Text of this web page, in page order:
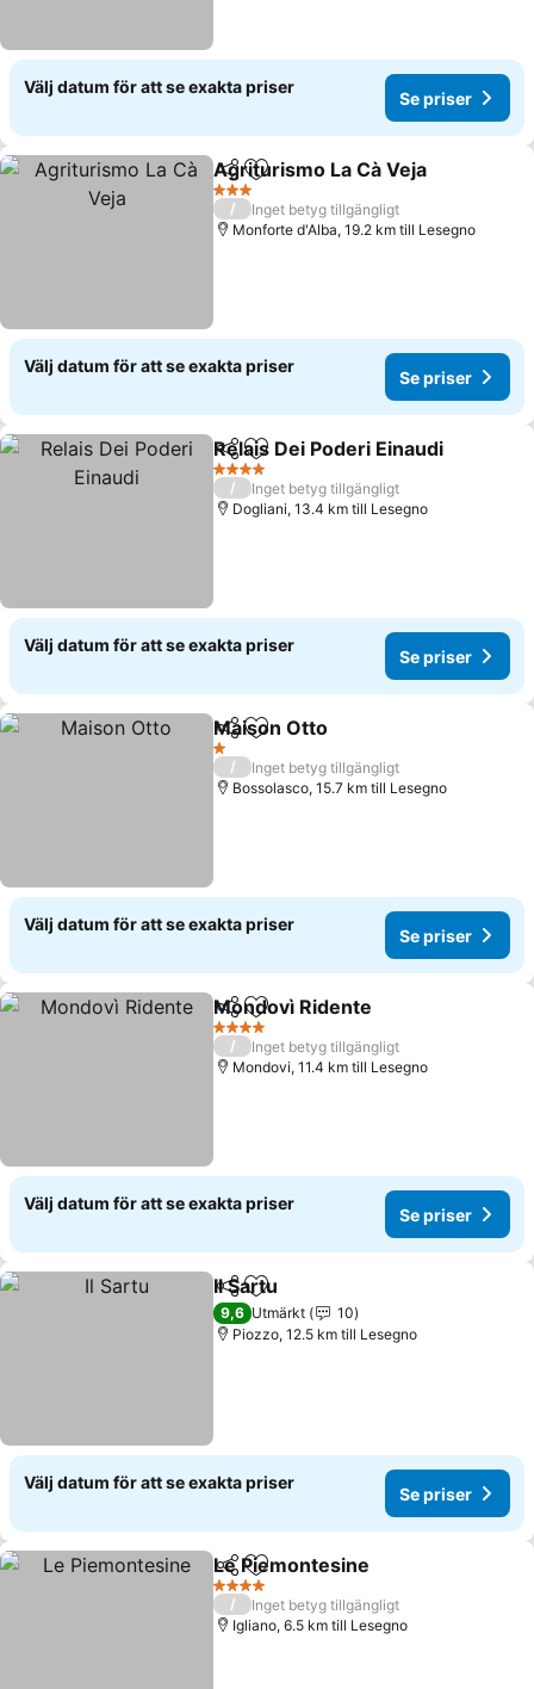
Välj datum för att se exakta priser
Se priser
Dela Lägg till i Mina Favoriter
Agriturismo La Cà Veja
3 Stjärnor
/
Inget betyg tillgängligt
Monforte d'Alba, 19.2 km till Lesegno
Välj datum för att se exakta priser
Se priser
Dela Lägg till i Mina Favoriter
Relais Dei Poderi Einaudi
4 Stjärnor
/
Inget betyg tillgängligt
Dogliani, 13.4 km till Lesegno
Välj datum för att se exakta priser
Se priser
Dela Lägg till i Mina Favoriter
Maison Otto
1 Stjärnor
/
Inget betyg tillgängligt
Bossolasco, 15.7 km till Lesegno
Välj datum för att se exakta priser
Se priser
Dela Lägg till i Mina Favoriter
Mondovì Ridente
4 Stjärnor
/
Inget betyg tillgängligt
Mondovi, 11.4 km till Lesegno
Välj datum för att se exakta priser
Se priser
Dela Lägg till i Mina Favoriter
Il Sartu
9,6 Utmärkt
10
Piozzo, 12.5 km till Lesegno
Välj datum för att se exakta priser
Se priser
Dela Lägg till i Mina Favoriter
Le Piemontesine
4 Stjärnor
/
Inget betyg tillgängligt
Igliano, 6.5 km till Lesegno